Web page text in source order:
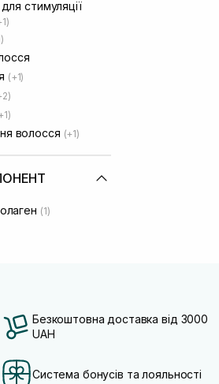
стимуляції
(+1)
волосся (+1)
(1)
Безкоштовна доставка від 3000
UAH
Система бонусів та лояльності